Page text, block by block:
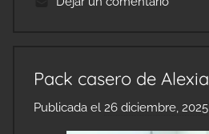
Pack casero de Alexia
Publicada el 26 diciembre, 2025